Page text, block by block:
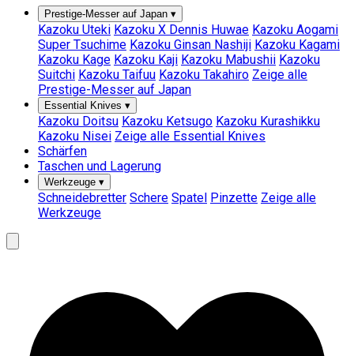
Prestige-Messer auf Japan ▾
Kazoku Uteki Kazoku X Dennis Huwae Kazoku Aogami
Super Tsuchime Kazoku Ginsan Nashiji Kazoku Kagami
Kazoku Kage Kazoku Kaji Kazoku Mabushii Kazoku
Suitchi Kazoku Taifuu Kazoku Takahiro Zeige alle
Prestige-Messer auf Japan
Essential Knives ▾
Kazoku Doitsu Kazoku Ketsugo Kazoku Kurashikku
Kazoku Nisei Zeige alle Essential Knives
Schärfen
Taschen und Lagerung
Werkzeuge ▾
Schneidebretter Schere Spatel Pinzette Zeige alle
Werkzeuge